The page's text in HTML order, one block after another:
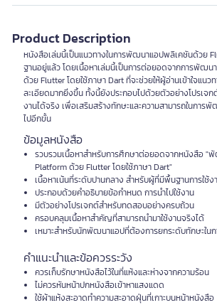
Product Description
หนังสือเล่มนี้เป็นแนวทางในการพัฒนาแอปพลิเคชันด้วย
ฐานอยู่แล้ว โดยเนื้อหาเล่มนี้เป็นการต่อยอดจากการพัฒ
ด้วย Flutter โดยใช้ภาษา Dart ที่จะช่วยให้ผู้อ่านเข้าใจแน
ละเอียดมากยิ่งขึ้น ทั้งนี้ยังประกอบไปด้วยตัวอย่างโปรเจก
งานได้จริง เพื่อเสริมสร้างทักษะและความสามารถในการ
ไปอีกขั้น
ข้อมูลหนังสือ
รวบรวมเนื้อหาสำหรับการศึกษาต่อยอดจากหนังสือ "
Platform ด้วย Flutter โดยใช้ภาษา Dart"
เนื้อหาเน้นที่ระดับปานกลาง สำหรับผู้ที่มีพื้นฐานการใช้
ประกอบด้วยคำอธิบายข้อกำหนด การนำไปใช้งาน
มีตัวอย่างโปรเจกต์สำหรับทดสอบอย่างครบถ้วน
ครอบคลุมเนื้อหาสำคัญที่สามารถนำมาใช้งานจริงได้
เหมาะสำหรับนักพัฒนาแอปที่ต้องการยกระดับทักษะใ
คำแนะนำและข้อควรระวัง
ควรเก็บรักษาหนังสือไว้ในที่แห้งและห่างจากความร้อน
ไม่ควรหันหน้าปกหนังสือเข้าหาแสงแดด
ใช้ผ้าแห้งสะอาดทำความสะอาดฝุ่นที่เกาะบนหน้าหนังสือ